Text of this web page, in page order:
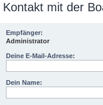
Kontakt mit der
Empfänger:
Administrator
Deine E-Mail-Adresse:
Dein Name: